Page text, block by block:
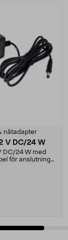
nätadapter
V DC/24 W
DC/24 W med
för anslutning
5 stjärnor